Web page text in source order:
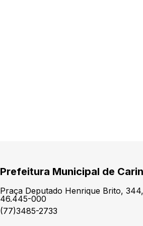
Prefeitura Municipal de
Praça Deputado Henrique Brito,
46.445-000
(77)3485-2733